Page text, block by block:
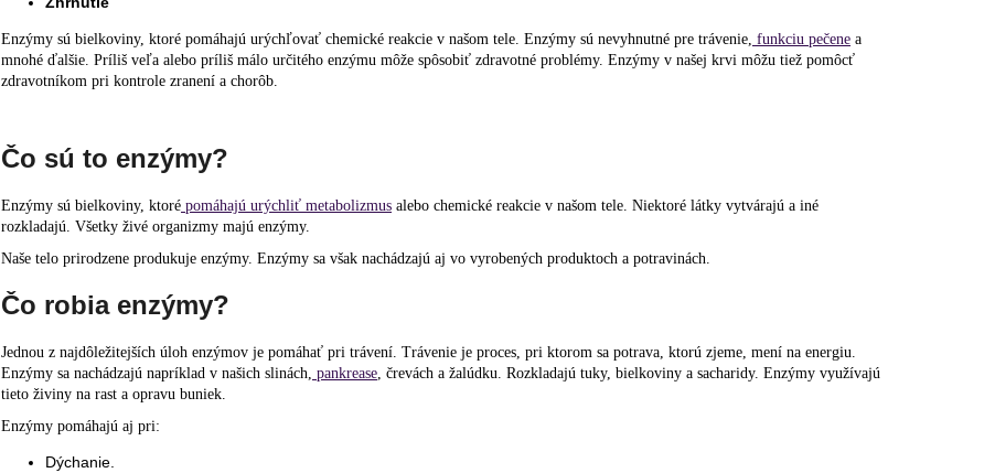
Enzýmy sú bielkoviny, ktoré pomáhajú urýchľovať chemické reakcie v našom tele. Enzýmy sú nevyhnutné pre trávenie, funkciu pečene a
mnohé ďalšie. Príliš veľa alebo príliš málo určitého enzýmu môže spôsobiť zdravotné problémy. Enzýmy v našej krvi môžu tiež pomôcť
zdravotníkom pri kontrole zranení a chorôb.
Čo sú to enzýmy?
Enzýmy sú bielkoviny, ktoré pomáhajú urýchliť metabolizmus alebo chemické reakcie v našom tele. Niektoré látky vytvárajú a iné
rozkladajú. Všetky živé organizmy majú enzýmy.
Naše telo prirodzene produkuje enzýmy. Enzýmy sa však nachádzajú aj vo vyrobených produktoch a potravinách.
Čo robia enzýmy?
Jednou z najdôležitejších úloh enzýmov je pomáhať pri trávení. Trávenie je proces, pri ktorom sa potrava, ktorú zjeme, mení na energiu.
Enzýmy sa nachádzajú napríklad v našich slinách, pankrease, črevách a žalúdku. Rozkladajú tuky, bielkoviny a sacharidy. Enzýmy využívajú
tieto živiny na rast a opravu buniek.
Enzýmy pomáhajú aj pri:
Dýchanie.